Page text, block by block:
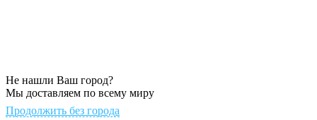
Не нашли Ваш город?
Мы доставляем по всему миру
Продолжить без города